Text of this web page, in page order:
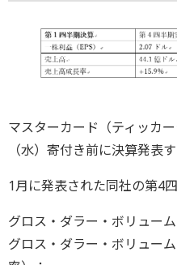
マスターカード（ティッカ
（水）寄付き前に決算発表す
1月に発表された同社の第4
グロス・ダラー・ボリューム
グロス・ダラー・ボリュー